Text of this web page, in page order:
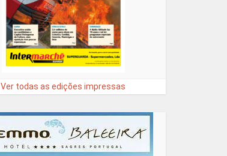
Ver todas as edições impressas